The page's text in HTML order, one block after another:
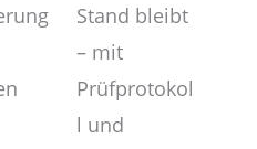
Stand bleibt
– mit
Prüfprotokol
l und